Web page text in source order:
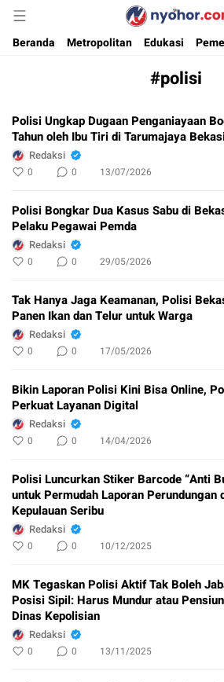
Nyohor.com
Media Informasi
Beranda
Metropolitan Edukasi
#polisi
Polisi Ungkap Dugaan Penganiayaan
Tahun oleh Ibu Tiri di Tarumajaya
Redaksi
0 0 13/07/2026
Polisi Bongkar Dua Kasus Sabu di
Pelaku Pegawai Pemda
Redaksi
0 0 29/05/2026
Tak Hanya Jaga Keamanan, Polisi
Panen Ikan dan Telur untuk Warga
Redaksi
0 0 17/05/2026
Bikin Laporan Polisi Kini Bisa Online,
Perkuat Layanan Digital
Redaksi
0 0 14/04/2026
Polisi Luncurkan Stiker Barcode “Anti
untuk Permudah Laporan Perundungan
Kepulauan Seribu
Redaksi
0 0 10/12/2025
MK Tegaskan Polisi Aktif Tak Boleh
Posisi Sipil: Harus Mundur atau
Dinas Kepolisian
Redaksi
0 0 13/11/2025